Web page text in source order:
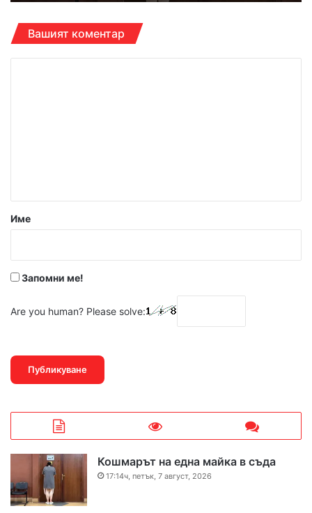
Вашият коментар
р
Име
Запомни ме!
Are you human? Please solve:
Кошмарът на една майка в съда
17:14ч, петък, 7 август, 2026